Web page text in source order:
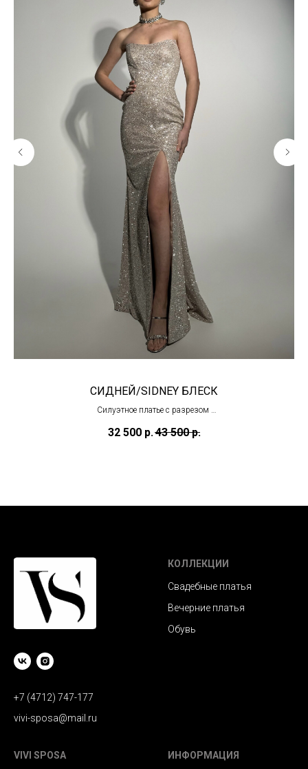
СИДНЕЙ/SIDNEY БЛЕСК
Силуэтное платье с разрезом
32 500 р.43 500 р.
+7 (4712) 747-177
vivi-sposa@mail.ru
КОЛЛЕКЦИИ
Свадебные платья
Вечерние платья
Обувь
VIVI SPOSA ИНФОРМАЦИЯ